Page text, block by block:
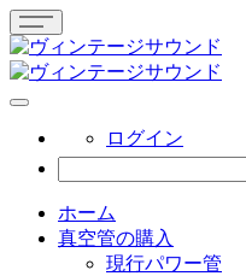
ログイン
ホーム
真空管の購入
現行パワー管